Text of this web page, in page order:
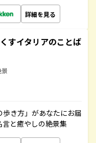
詳細を見る
すイタリアのことば
き方」があなたにお届
と癒やしの絶景集